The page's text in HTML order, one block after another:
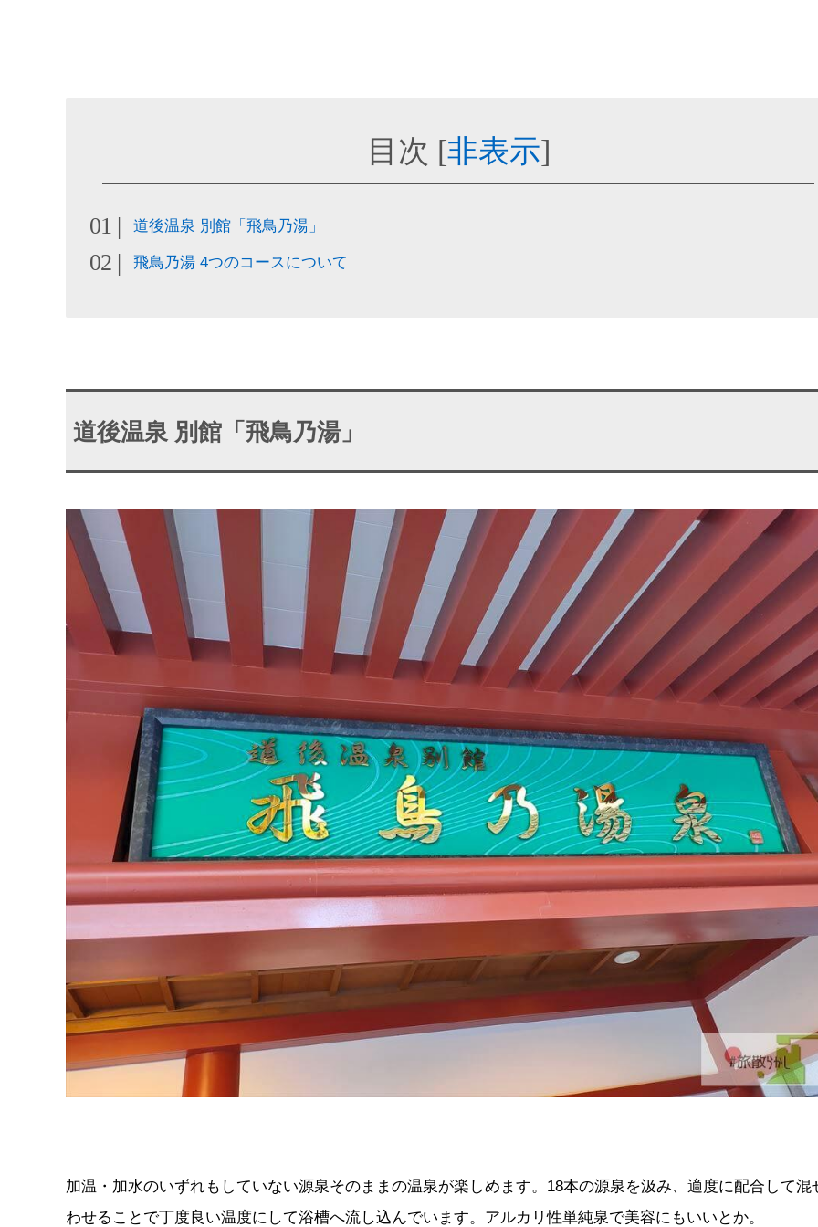
目次 [非表示]
道後温泉 別館「飛鳥乃湯」
飛鳥乃湯 4つのコースについて
道後温泉 別館「飛鳥乃湯」
加温・加水のいずれもしていない源泉そのままの温泉が楽しめます。18本の源泉を汲み、適度に配合して混
わせることで丁度良い温度にして浴槽へ流し込んでいます。アルカリ性単純泉で美容にもいいとか。